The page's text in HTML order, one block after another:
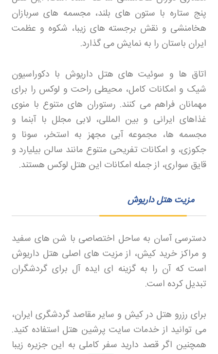
پنج ستاره با ستون های بلند، مجسمه های سربازان
هخامنشی و نقش برجسته های زیبا، شکوه و عظمت
ایران باستان را به نمایش می گذارد.
اتاق ها و سوئیت های هتل داریوش با دکوراسیون
شیک و امکانات کامل، محیطی راحت و لوکس را برای
مهمانان فراهم می کنند. رستوران های متنوع با منوی
غذاهای ایرانی و بین المللی، لابی مجلل با آبنما و
مجسمه ها، مجموعه آبی مجهز به استخر، سونا و
جکوزی، و امکانات تفریحی متنوع مانند سالن بیلیارد و
قایق سواری، از جمله امکانات این هتل لوکس هستند.
مزیت هتل داریوش
دسترسی آسان به ساحل اختصاصی با شن های سفید
و مراکز خرید کیش، از مزیت های اصلی هتل داریوش
است که آن را به گزینه ای ایده آل برای گردشگران
تبدیل کرده است.
برای رزرو هتل در کیش و سایر مقاصد گردشگری ایران،
می توانید از خدمات سایت پرشین هتل استفاده کنید.
همچنین اگر قصد دارید سفر کاملی به این جزیره زیبا